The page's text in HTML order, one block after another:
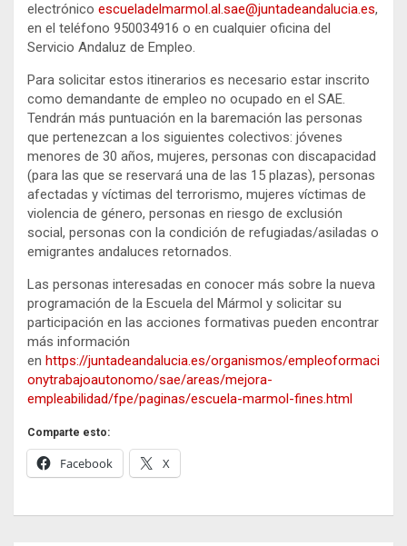
electrónico escueladelmarmol.al.sae@juntadeandalucia.es,
en el teléfono 950034916 o en cualquier oficina del
Servicio Andaluz de Empleo.
Para solicitar estos itinerarios es necesario estar inscrito
como demandante de empleo no ocupado en el SAE.
Tendrán más puntuación en la baremación las personas
que pertenezcan a los siguientes colectivos: jóvenes
menores de 30 años, mujeres, personas con discapacidad
(para las que se reservará una de las 15 plazas), personas
afectadas y víctimas del terrorismo, mujeres víctimas de
violencia de género, personas en riesgo de exclusión
social, personas con la condición de refugiadas/asiladas o
emigrantes andaluces retornados.
Las personas interesadas en conocer más sobre la nueva
programación de la Escuela del Mármol y solicitar su
participación en las acciones formativas pueden encontrar
más información
en https://juntadeandalucia.es/organismos/empleoformaci
onytrabajoautonomo/sae/areas/mejora-
empleabilidad/fpe/paginas/escuela-marmol-fines.html
Comparte esto:
Facebook X